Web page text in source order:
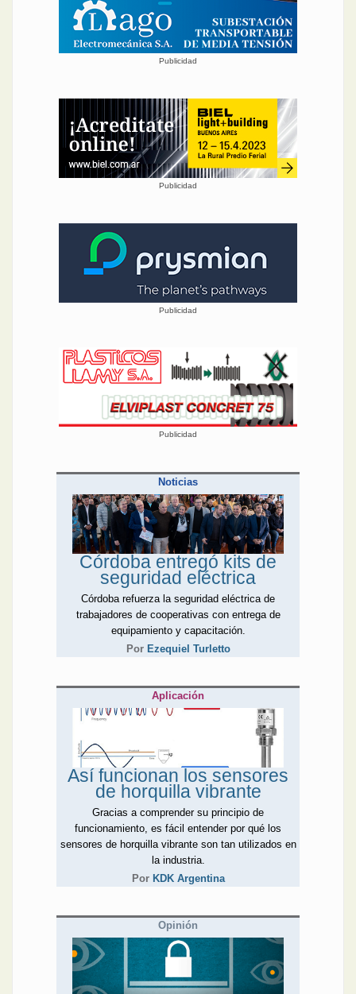
Publicidad
Publicidad
Publicidad
Publicidad
Noticias
Córdoba entregó kits de
seguridad eléctrica
Córdoba refuerza la seguridad eléctrica de
trabajadores de cooperativas con entrega de
equipamiento y capacitación.
Por Ezequiel Turletto
Aplicación
Así funcionan los sensores
de horquilla vibrante
Gracias a comprender su principio de
funcionamiento, es fácil entender por qué los
sensores de horquilla vibrante son tan utilizados en
la industria.
Por KDK Argentina
Opinión